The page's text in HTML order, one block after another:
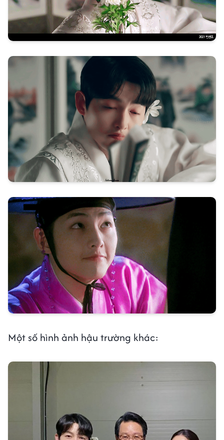
Một số hình ảnh hậu trường khác: